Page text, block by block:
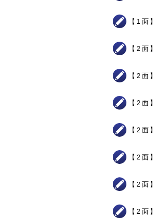
【1面】
【2面】
【2面】
【2面】
【2面】
【2面】
【2面】
【2面】